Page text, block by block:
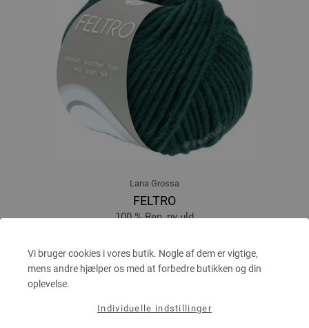
Vi bruger cookies i vores butik. Nogle af dem er vigtige,
mens andre hjælper os med at forbedre butikken og din
oplevelse.
Individuelle indstillinger
Lana Grossa
FELTRO
100 % Ren, ny uld
Pinde-/nåletykkelse: 8
32,77 dkr
eks. moms, med tillæg af forsendelsesomkostninger, Basispris:655,40 dkr
prev next